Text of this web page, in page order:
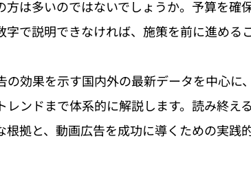
方は多いのではないでしょうか。予算を確
字で説明できなければ、施策を前に進める
の効果を示す国内外の最新データを中心に
レンドまで体系的に解説します。読み終え
根拠と、動画広告を成功に導くための実践